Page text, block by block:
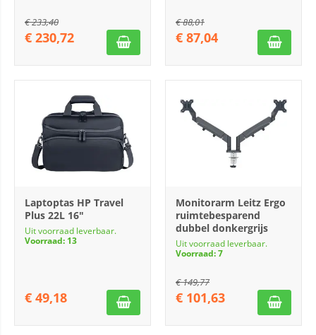
€233,40
€ 230,72
€88,01
€ 87,04
Laptoptas HP Travel
Plus 22L 16"
Uit voorraad leverbaar.
Voorraad: 13
€ 49,18
Monitorarm Leitz Ergo
ruimtebesparend
dubbel donkergrijs
Uit voorraad leverbaar.
Voorraad: 7
€149,77
€ 101,63